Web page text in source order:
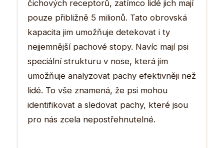
čichových receptorů, zatímco lidé jich mají
pouze přibližně 5 milionů. Tato obrovská
kapacita jim umožňuje detekovat i ty
nejjemnější pachové stopy. Navíc mají psi
speciální strukturu v nose, která jim
umožňuje analyzovat pachy efektivněji než
lidé. To vše znamená, že psi mohou
identifikovat a sledovat pachy, které jsou
pro nás zcela nepostřehnutelné.